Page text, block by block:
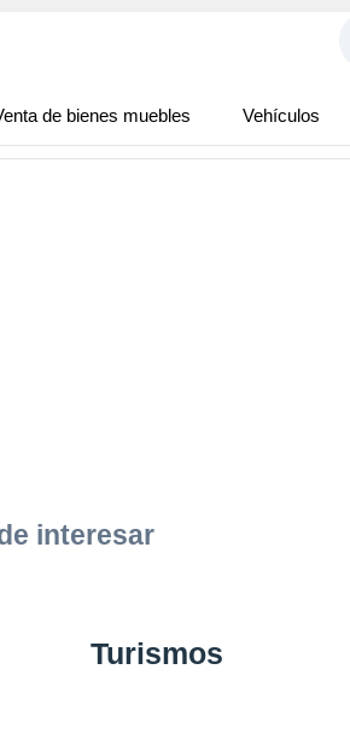
de bienes muebles Vehículos
interesar
Turismos